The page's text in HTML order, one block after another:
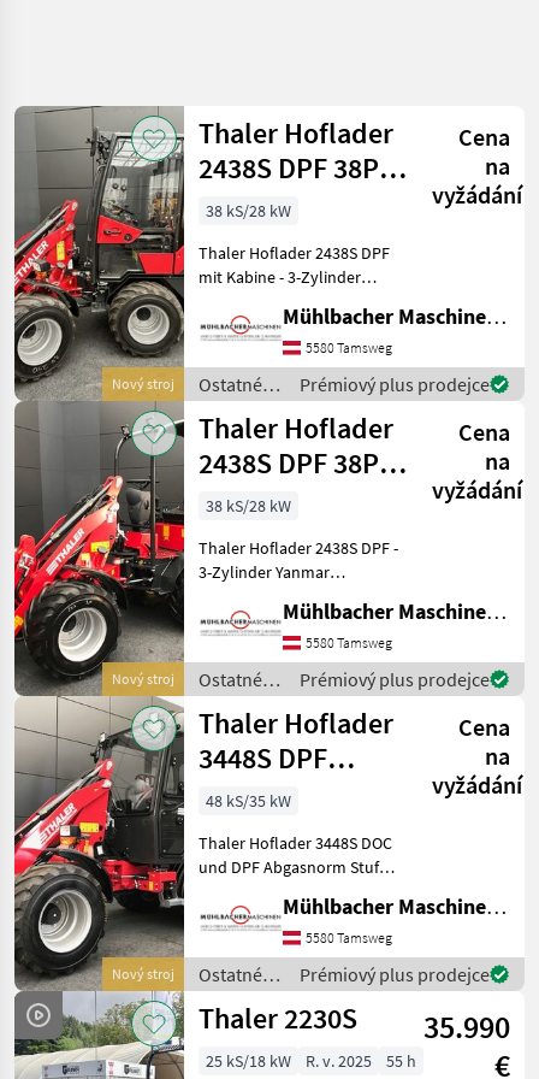
Nový stroj
Thaler Hoflader
2438S DPF 38PS
mit Kabine
1.600kg Hub
Cena
na
vyžádání
38 kS/28 kW
Thaler Hoflader 2438S DPF
mit Kabine - 3-Zylinder
18km/h - hydrostatischer
Allradantrieb mit
automotiver Steuerung
und Multifunktionshebe
Mühlbacher Maschinen GmbH
5580 Tamsweg
Ostatné
poľnohospodárske
silové
stroje /
Thaler
Prémiový plus prodejce
Nový stroj
Thaler Hoflader
2438S DPF 38PS
1.600kg
Hubkraft
Cena
na
vyžádání
38 kS/28 kW
Thaler Hoflader 2438S DPF -
3-Zylinder Yanmar
1642ccm³ Hubraum -
Wasserkühler, Ölkühler -
Geschwindigkeit ca. 18km/h
(2-stufig) - Hydr
Mühlbacher Maschinen GmbH
5580 Tamsweg
Ostatné
poľnohospodárske
silové
stroje /
Thaler
Prémiový plus prodejce
Nový stroj
Thaler Hoflader
3448S DPF
Kabine 48PS
2.900kg
Hubkraft
Cena
na
vyžádání
48 kS/35 kW
Thaler Hoflader 3448S DOC
und DPF Abgasnorm Stufe
Dieselmotor,
wassergekühlt, 48 PS bei
3000 U/min, 0-20km/h -
hydrostatischer Allradantri
Mühlbacher Maschinen GmbH
5580 Tamsweg
Ostatné
poľnohospodárske
silové
Thaler
Prémiový plus prodejce
Thaler 2230S
35.990
€
25 kS/18 kW R. v. 2025 55 h